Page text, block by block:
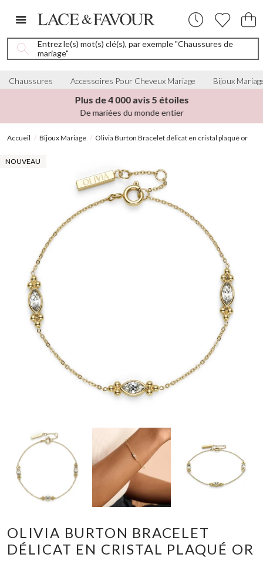
Entrez le(s) mot(s) clé(s), par exemple "Chaussures de
mariage"
Chaussures Accessoires Pour Cheveux Mariage Bijoux
Plus de 4 000 avis 5 étoiles
De mariées du monde entier
Accueil Bijoux Mariage Olivia Burton Bracelet délicat en cristal plaqué or
NOUVEAU
OLIVIA BURTON BRACELET
DÉLICAT EN CRISTAL PLAQUÉ OR